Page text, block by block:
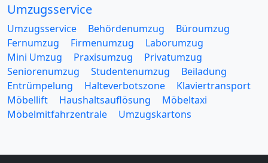
Umzugsservice
Umzugsservice Behördenumzug
Büroumzug
Fernumzug
Firmenumzug
Laborumzug
Mini Umzug
Praxisumzug
Privatumzug
Seniorenumzug
Studentenumzug
Beiladung
Entrümpelung
Halteverbotszone
Klaviertransport
Möbellift
Haushaltsauflösung
Möbeltaxi
Möbelmitfahrzentrale
Umzugskartons